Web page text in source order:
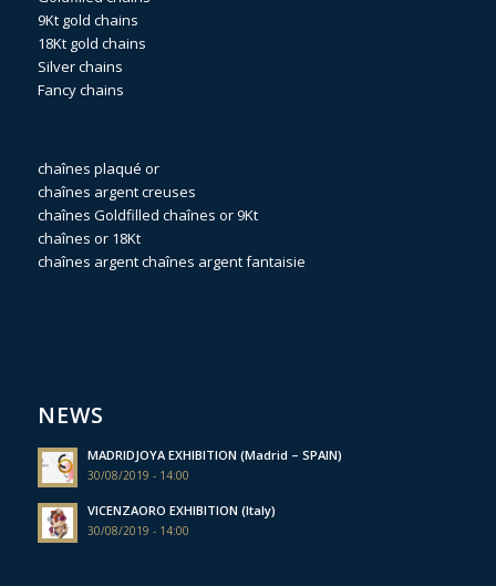
9Kt gold chains
18Kt gold chains
Silver chains
Fancy chains
chaînes plaqué or
chaînes argent creuses
chaînes Goldfilled chaînes or 9Kt
chaînes or 18Kt
chaînes argentchaînes argent fantaisie
NEWS
MADRIDJOYA EXHIBITION (Madrid – SPAIN)
30/08/2019 - 14:00
VICENZAORO EXHIBITION (Italy)
30/08/2019 - 14:00